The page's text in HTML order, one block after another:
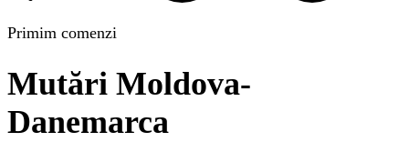
Primim comenzi
Mutări Moldova-
Danemarca